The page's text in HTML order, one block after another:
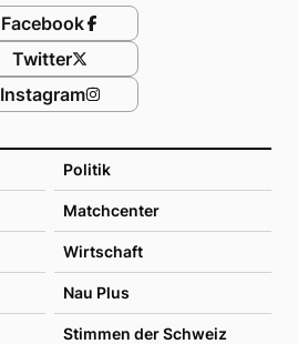
Politik
Matchcenter
Wirtschaft
Nau Plus
Stimmen der Schweiz
Facebook
Twitter
Instagram